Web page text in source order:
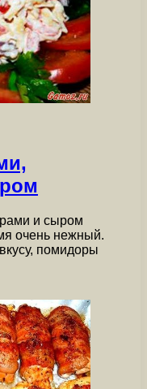
и сыром
очень нежный.
помидоры